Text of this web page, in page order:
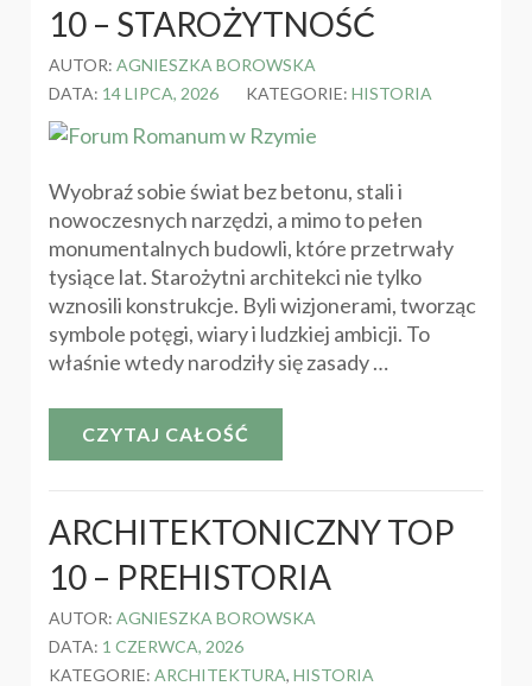
10 – STAROŻYTNOŚĆ
AUTOR: AGNIESZKA BOROWSKA
DATA: 14 LIPCA, 2026 KATEGORIE: HISTORIA
Wyobraź sobie świat bez betonu, stali i
nowoczesnych narzędzi, a mimo to pełen
monumentalnych budowli, które przetrwały
tysiące lat. Starożytni architekci nie tylko
wznosili konstrukcje. Byli wizjonerami, tworząc
symbole potęgi, wiary i ludzkiej ambicji. To
właśnie wtedy narodziły się zasady …
CZYTAJ CAŁOŚĆ
ARCHITEKTONICZNY TOP
10 – PREHISTORIA
AUTOR: AGNIESZKA BOROWSKA
DATA: 1 CZERWCA, 2026
KATEGORIE: ARCHITEKTURA, HISTORIA